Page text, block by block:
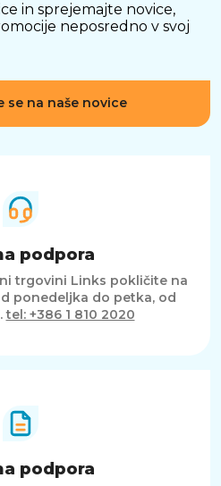
in sprejemajte novice,
neposredno v svoj
se na naše novice
podpora
trgovini Links pokličite na
ponedeljka do petka, od
tel: +386 1 810 2020
podpora